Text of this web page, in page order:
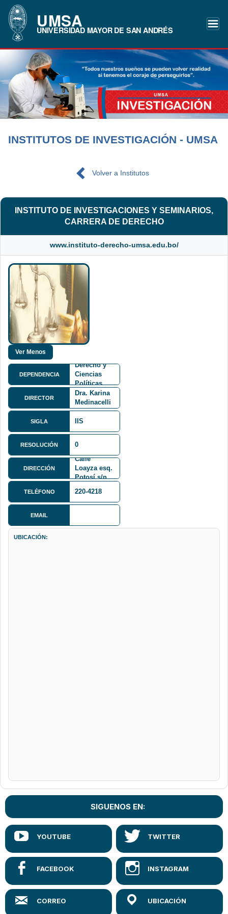
UMSA
UNIVERSIDAD MAYOR DE SAN ANDRÉS
INSTITUTOS DE INVESTIGACIÓN - UMSA
Volver a Institutos
INSTITUTO DE INVESTIGACIONES Y SEMINARIOS,
CARRERA DE DERECHO
www.instituto-derecho-umsa.edu.bo/
DEPENDENCIA
Derecho y
Ciencias
Políticas
FDCP
DIRECTOR
Dra. Karina
Medinacelli
SIGLA IIS
RESOLUCIÓN 0
DIRECCIÓN
Calle
Loayza esq.
Potosí s/n
TELÉFONO 220-4218
EMAIL
UBICACIÓN:
SIGUENOS EN: